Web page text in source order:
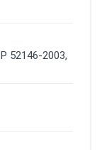
52146-2003,